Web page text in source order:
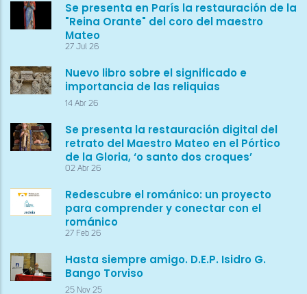
Se presenta en París la restauración de la
"Reina Orante" del coro del maestro
Mateo
27 Jul 26
Nuevo libro sobre el significado e
importancia de las reliquias
14 Abr 26
Se presenta la restauración digital del
retrato del Maestro Mateo en el Pórtico
de la Gloria, ‘o santo dos croques’
02 Abr 26
Redescubre el románico: un proyecto
para comprender y conectar con el
románico
27 Feb 26
Hasta siempre amigo. D.E.P. Isidro G.
Bango Torviso
25 Nov 25